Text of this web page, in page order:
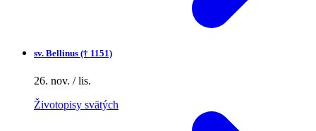
sv. Bellinus († 1151)
26. nov. / lis.
Životopisy svätých